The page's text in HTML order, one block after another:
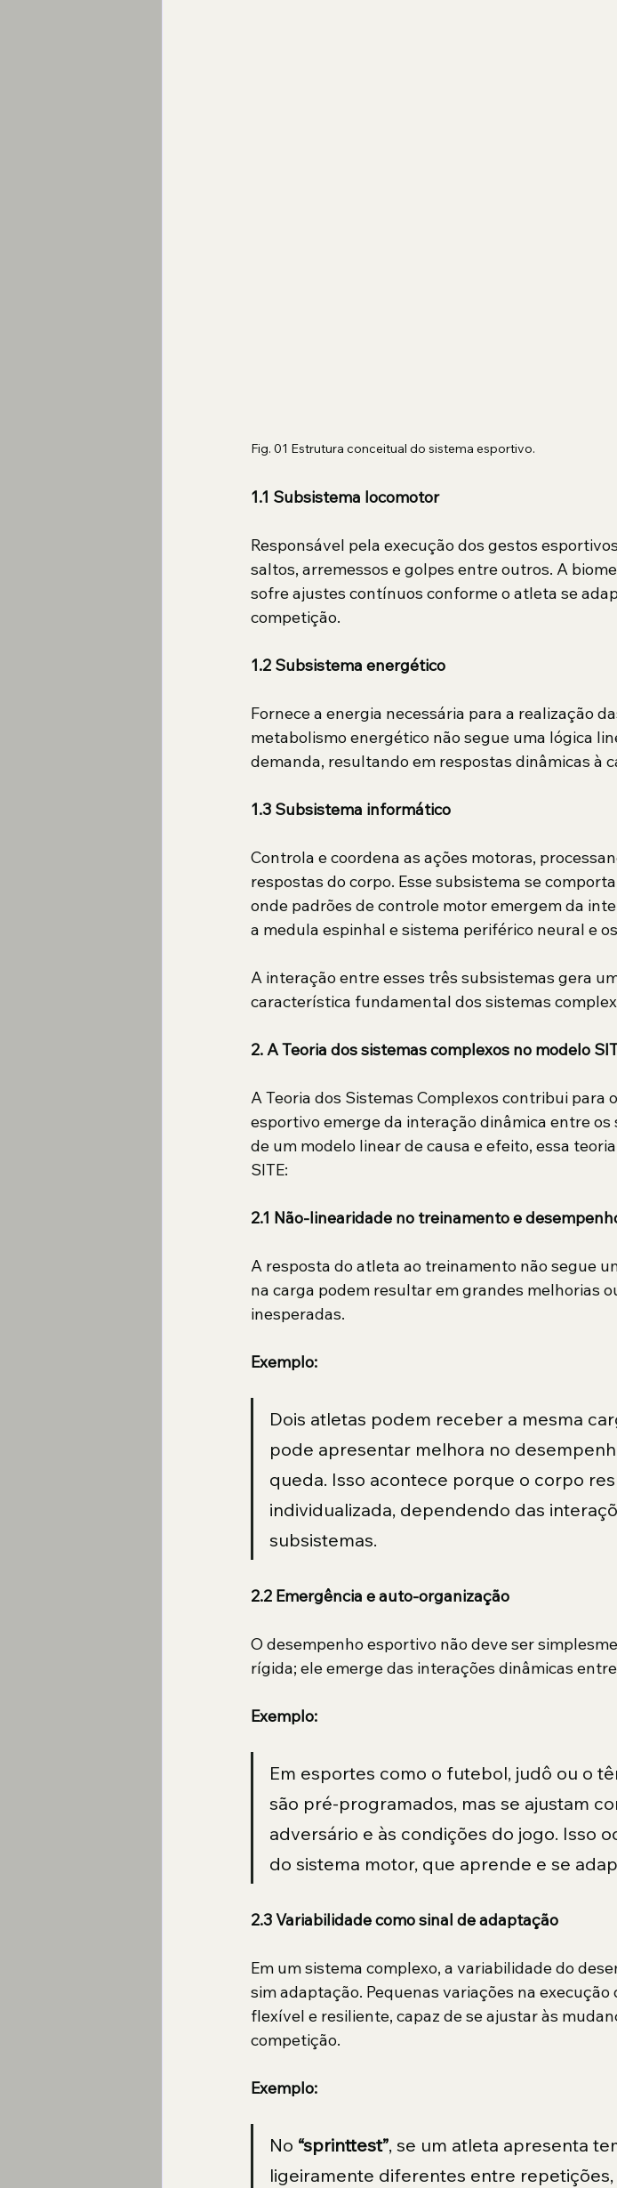
Fig. 01 Estrutura conceitual do sistema esportivo.
1.1 Subsistema locomotor
Responsável pela execução dos gestos
saltos, arremessos e golpes entre outros. A
sofre ajustes contínuos conforme o atleta se
competição.
1.2 Subsistema energético
Fornece a energia necessária para a realização
metabolismo energético não segue uma lógica
demanda, resultando em respostas dinâmicas à
1.3 Subsistema informático
Controla e coordena as ações motoras,
respostas do corpo. Esse subsistema se
onde padrões de controle motor emergem da
a medula espinhal e sistema periférico neural e
A interação entre esses três subsistemas gera
característica fundamental dos sistemas
2. A Teoria dos sistemas complexos no modelo
A Teoria dos Sistemas Complexos contribui para
esportivo emerge da interação dinâmica entre
de um modelo linear de causa e efeito, essa
SITE:
2.1 Não-linearidade no treinamento e
A resposta do atleta ao treinamento não segue
na carga podem resultar em grandes melhorias
inesperadas.
Exemplo:
Dois atletas podem receber a mesma
pode apresentar melhora no
queda. Isso acontece porque o corpo
individualizada, dependendo das
subsistemas.
2.2 Emergência e auto-organização
O desempenho esportivo não deve ser
rígida; ele emerge das interações dinâmicas
Exemplo:
Em esportes como o futebol, judô ou o
são pré-programados, mas se ajustam
adversário e às condições do jogo. Isso
do sistema motor, que aprende e se
2.3 Variabilidade como sinal de adaptação
Em um sistema complexo, a variabilidade do
sim adaptação. Pequenas variações na
flexível e resiliente, capaz de se ajustar às
competição.
Exemplo:
No “sprinttest”, se um atleta apresenta
ligeiramente diferentes entre